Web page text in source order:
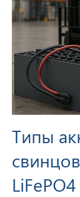
Типы
LiFePO4